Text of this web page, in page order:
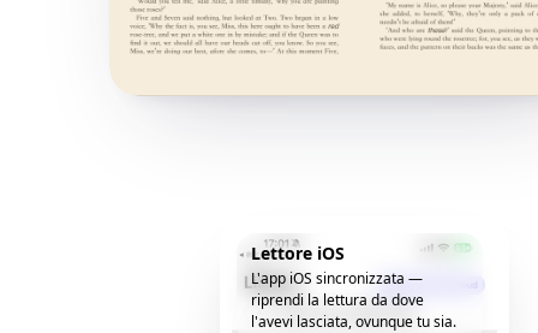
Lettore iOS
L'app iOS sincronizzata —
riprendi la lettura da dove
l'avevi lasciata, ovunque tu sia.